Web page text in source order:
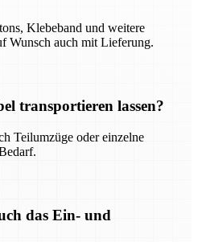
Klebeband und weitere
Wunsch auch mit Lieferung.
transportieren lassen?
Teilumzüge oder einzelne
das Ein- und